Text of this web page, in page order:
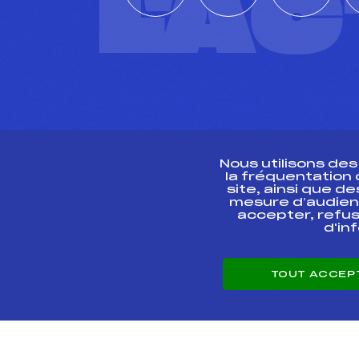
ESPACE PRESSE
Nous utilisons
la fréquentation
site, ainsi que
mesure
accepter,
TOUT